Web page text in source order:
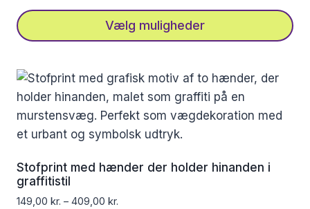
Vælg muligheder
vare
Mulighederne
kan
vælges
på
Stofprint med hænder der holder hinanden i
graffitistil
149,00 kr. – 409,00 kr.